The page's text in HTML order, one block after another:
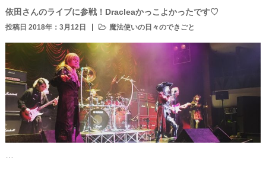
依田さんのライブに参戦！Dracleaかっこよかったです♡
投稿日 2018年：3月12日 魔法使いの日々のできごと
…